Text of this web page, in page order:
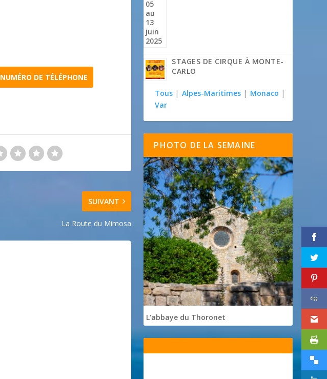
NUMÉRO DE TÉLÉPHONE
SUIVANT
La Route du Mimosa
STAGES DE CIRQUE À MONTE-
CARLO
Tous | Alpes-Maritimes | Monaco |
Var
PHOTO DE LA SEMAINE
L'abbaye du Thoronet